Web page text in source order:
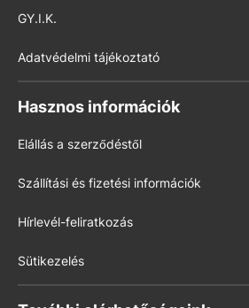
GY.I.K.
Adatvédelmi tájékoztató
Hasznos információk
Elállás a szerződéstől
Szállítási és fizetési információk
Hírlevél-feliratkozás
Sütikezelés